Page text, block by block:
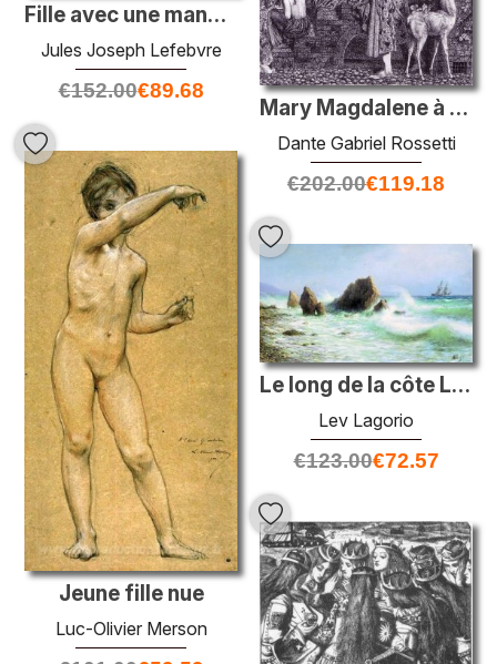
Fille avec une mandoline
Jules Joseph Lefebvre
€152.00€89.68
Mary Magdalene à la porte de Simon le pharisien
Dante Gabriel Rossetti
€202.00€119.18
Jeune fille nue
Luc-Olivier Merson
Le long de la côte Livadia
Lev Lagorio
€123.00€72.57